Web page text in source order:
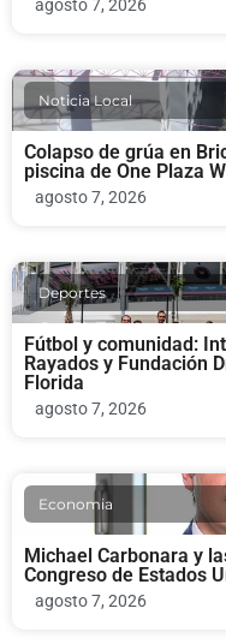
agosto 7, 2026
Noticia Local
Colapso de grúa en
piscina de One Plaza
agosto 7, 2026
Deportes
Fútbol y comunidad:
Rayados y Fundación
Florida
agosto 7, 2026
Economia
Michael Carbonara y
Congreso de Estados
agosto 7, 2026